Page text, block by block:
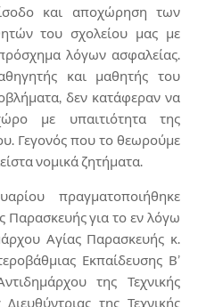
και αποχώρηση των
του σχολείου μας με
λόγων ασφαλείας.
και μαθητής του
δεν κατάφεραν να
με υπαιτιότητα της
Γεγονός που το θεωρούμε
νομικά ζητήματα.
πραγματοποιήθηκε
Παρασκευής για το εν λόγω
Αγίας Παρασκευής κ.
Εκπαίδευσης Β’
της Τεχνικής
της Τεχνικής